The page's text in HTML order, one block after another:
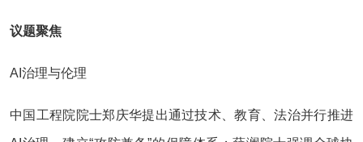
议题聚焦‌
AI治理与伦理‌
中国工程院院士郑庆华提出通过技术、教育、法治并行推进